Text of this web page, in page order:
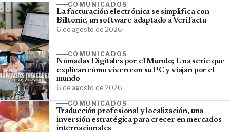
COMUNICADOS
La facturación electrónica se simplifica con
Billtonic, un software adaptado a Verifactu
6 de agosto de 2026
COMUNICADOS
Nómadas Digitales por el Mundo; Una serie que
explican cómo viven con su PC y viajan por el
mundo
6 de agosto de 2026
COMUNICADOS
Traducción profesional y localización, una
inversión estratégica para crecer en mercados
internacionales